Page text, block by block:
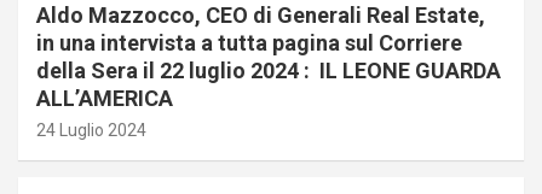
Aldo Mazzocco, CEO di Generali Real Estate,
in una intervista a tutta pagina sul Corriere
della Sera il 22 luglio 2024 : IL LEONE GUARDA
ALL’AMERICA
24 Luglio 2024